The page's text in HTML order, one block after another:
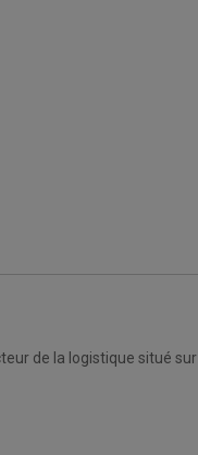
de la logistique situé sur